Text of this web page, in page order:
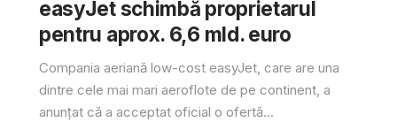
easyJet schimbă proprietarul
pentru aprox. 6,6 mld. euro
Compania aeriană low-cost easyJet, care are una
dintre cele mai mari aeroflote de pe continent, a
anunțat că a acceptat oficial o ofertă...